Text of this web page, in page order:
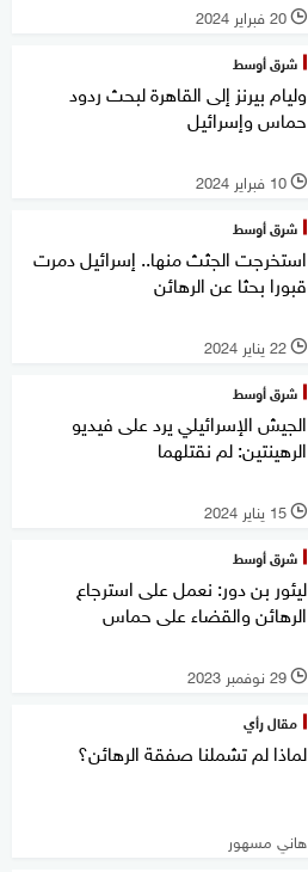
l 20 فبراير 2024
شرق أوسط
وليام بيرنز إلى القاهرة لبحث ردود
حماس وإسرائيل
l 10 فبراير 2024
شرق أوسط
استخرجت الجثث منها.. إسرائيل دمرت
قبورا بحثا عن الرهائن
l 22 يناير 2024
شرق أوسط
الجيش الإسرائيلي يرد على فيديو
الرهينتين: لم نقتلهما
l 15 يناير 2024
شرق أوسط
ليئور بن دور: نعمل على استرجاع
الرهائن والقضاء على حماس
l 29 نوفمبر 2023
مقال رأي
لماذا لم تشملنا صفقة الرهائن؟
هاني مسهور